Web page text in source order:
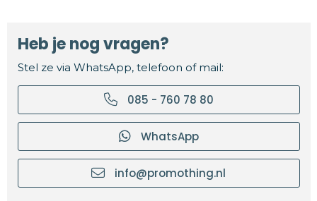
Heb je nog vragen?
Stel ze via WhatsApp, telefoon of mail:
085 - 760 78 80
WhatsApp
info@promothing.nl